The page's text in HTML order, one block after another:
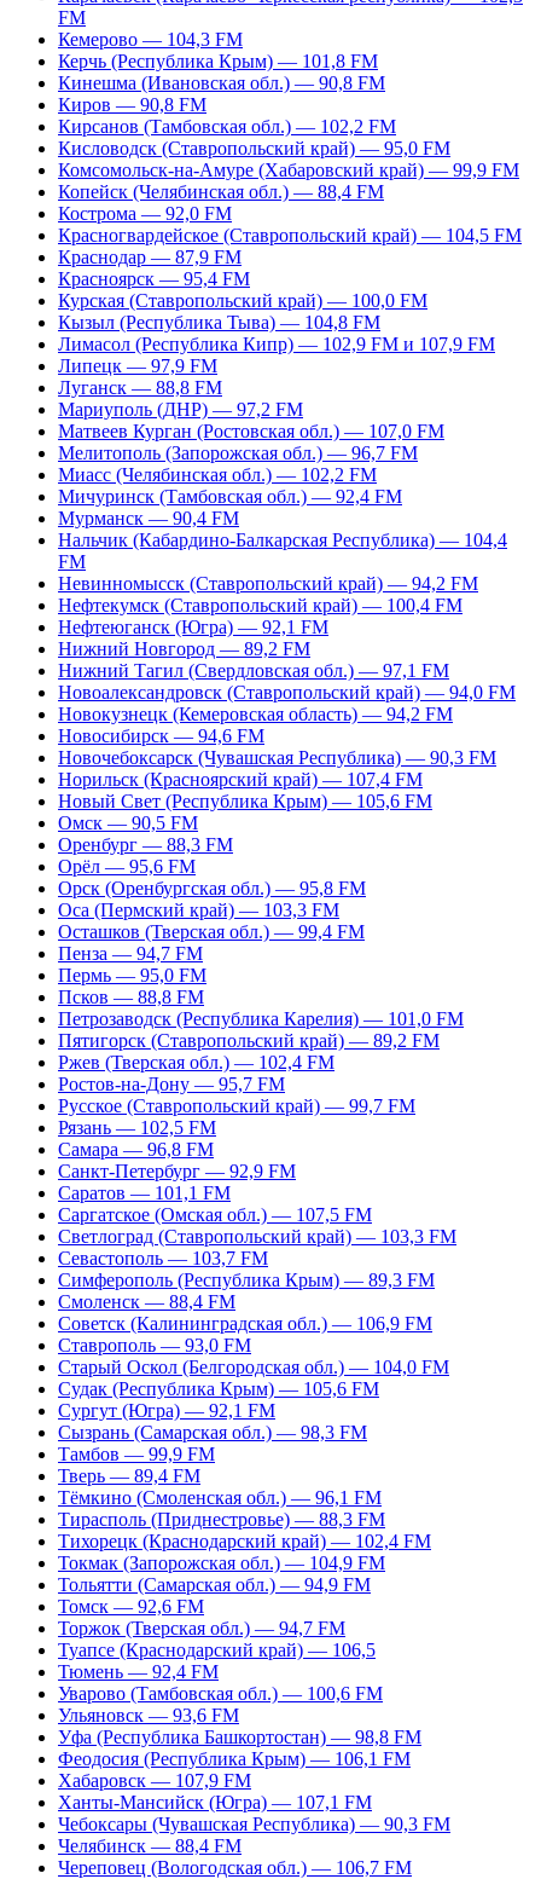
FM
Кемерово — 104,3 FM
Керчь (Республика Крым) — 101,8 FM
Кинешма (Ивановская обл.) — 90,8 FM
Киров — 90,8 FM
Кирсанов (Тамбовская обл.) — 102,2 FM
Кисловодск (Ставропольский край) — 95,0 FM
Комсомольск-на-Амуре (Хабаровский край) — 99,9 FM
Копейск (Челябинская обл.) — 88,4 FM
Кострома — 92,0 FM
Красногвардейское (Ставропольский край) — 104,5 FM
Краснодар — 87,9 FM
Красноярск — 95,4 FM
Курская (Ставропольский край) — 100,0 FM
Кызыл (Республика Тыва) — 104,8 FM
Лимасол (Республика Кипр) — 102,9 FM и 107,9 FM
Липецк — 97,9 FM
Луганск — 88,8 FM
Мариуполь (ДНР) — 97,2 FM
Матвеев Курган (Ростовская обл.) — 107,0 FM
Мелитополь (Запорожская обл.) — 96,7 FM
Миасс (Челябинская обл.) — 102,2 FM
Мичуринск (Тамбовская обл.) — 92,4 FM
Мурманск — 90,4 FM
Нальчик (Кабардино-Балкарская Республика) — 104,4
FM
Невинномысск (Ставропольский край) — 94,2 FM
Нефтекумск (Ставропольский край) — 100,4 FM
Нефтеюганск (Югра) — 92,1 FM
Нижний Новгород — 89,2 FM
Нижний Тагил (Свердловская обл.) — 97,1 FM
Новоалександровск (Ставропольский край) — 94,0 FM
Новокузнецк (Кемеровская область) — 94,2 FM
Новосибирск — 94,6 FM
Новочебоксарск (Чувашская Республика) — 90,3 FM
Норильск (Красноярский край) — 107,4 FM
Новый Свет (Республика Крым) — 105,6 FM
Омск — 90,5 FM
Оренбург — 88,3 FM
Орёл — 95,6 FM
Орск (Оренбургская обл.) — 95,8 FM
Оса (Пермский край) — 103,3 FM
Осташков (Тверская обл.) — 99,4 FM
Пенза — 94,7 FM
Пермь — 95,0 FM
Псков — 88,8 FM
Петрозаводск (Республика Карелия) — 101,0 FM
Пятигорск (Ставропольский край) — 89,2 FM
Ржев (Тверская обл.) — 102,4 FM
Ростов-на-Дону — 95,7 FM
Русское (Ставропольский край) — 99,7 FM
Рязань — 102,5 FM
Самара — 96,8 FM
Санкт-Петербург — 92,9 FM
Саратов — 101,1 FM
Саргатское (Омская обл.) — 107,5 FM
Светлоград (Ставропольский край) — 103,3 FM
Севастополь — 103,7 FM
Симферополь (Республика Крым) — 89,3 FM
Смоленск — 88,4 FM
Советск (Калининградская обл.) — 106,9 FM
Ставрополь — 93,0 FM
Старый Оскол (Белгородская обл.) — 104,0 FM
Судак (Республика Крым) — 105,6 FM
Сургут (Югра) — 92,1 FM
Сызрань (Самарская обл.) — 98,3 FM
Тамбов — 99,9 FM
Тверь — 89,4 FM
Тёмкино (Смоленская обл.) — 96,1 FM
Тирасполь (Приднестровье) — 88,3 FM
Тихорецк (Краснодарский край) — 102,4 FM
Токмак (Запорожская обл.) — 104,9 FM
Тольятти (Самарская обл.) — 94,9 FM
Томск — 92,6 FM
Торжок (Тверская обл.) — 94,7 FM
Туапсе (Краснодарский край) — 106,5
Тюмень — 92,4 FM
Уварово (Тамбовская обл.) — 100,6 FM
Ульяновск — 93,6 FM
Уфа (Республика Башкортостан) — 98,8 FM
Феодосия (Республика Крым) — 106,1 FM
Хабаровск — 107,9 FM
Ханты-Мансийск (Югра) — 107,1 FM
Чебоксары (Чувашская Республика) — 90,3 FM
Челябинск — 88,4 FM
Череповец (Вологодская обл.) — 106,7 FM